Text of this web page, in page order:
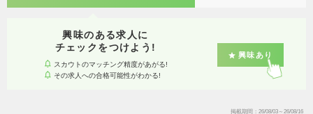
興味のある求人に
チェックをつけよう!
スカウトのマッチング精度があがる!
その求人への合格可能性がわかる!
興味あり
掲載期間 26/08/03～26/08/16